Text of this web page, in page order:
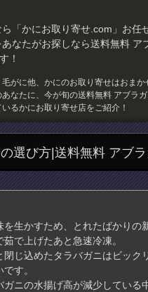
「かにお取り寄せ.com」お任
なたがお探しなら送料無料 ア
！
がに他、かにのお取り寄せはおまか
なたに、今が旬の送料無料 アブラ
るかにお取り寄せ店をご紹介！
選び方|送料無料 アブ
を生かすため、とれたばかりの
で上げたあと急速冷凍。
閉じ込めたタラバガニはビック
す。
ガニの水揚げ高が減少している